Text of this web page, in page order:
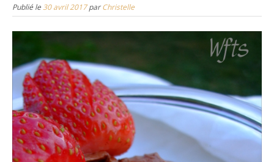
Publié le30 avril 2017parChristelle